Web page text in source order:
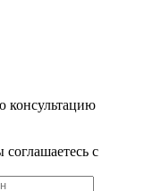
консультацию
с